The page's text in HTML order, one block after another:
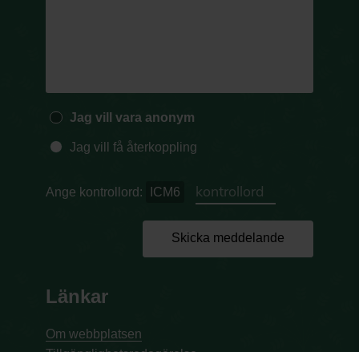
Jag vill vara anonym
Jag vill få återkoppling
Ange kontrollord: ICM6
Skicka meddelande
Länkar
Om webbplatsen